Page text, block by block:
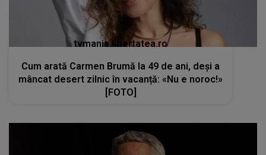
tvmania.libertatea.ro
Cum arată Carmen Brumă la 49 de ani, deși a
mâncat desert zilnic în vacanță: «Nu e noroc!»
[FOTO]